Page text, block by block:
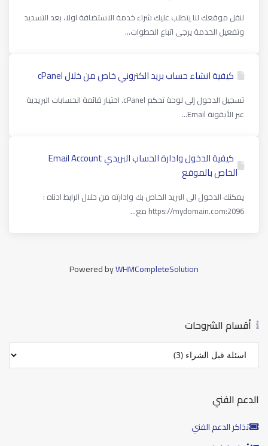
أقسام الشروحات
الدعم الفني
تذاكر الدعم الفني
لنقل موقعك لنا يتطلب عليك شراء خدمة الاستضافة اولا، بعد التسديد
وتفعيل الخدمة يرجى اتباع الخطوات...
كیفیة انشاء حساب بريد الكتروني خاص من خلال cPanel
تسجيل الدخول إلى لوحة تحكم cPanel. اختيار قائمة الحسابات البريدية
عبر الأيقونة Email...
كيفية الدخول وادارة الحساب البريدي Email Account
الخاص بالموقع
يمكنك الدخول الى البريد الخاص بك وادارته من خلال الرابط ادناه :
https://mydomain.com:2096 مع...
Powered byWHMCompleteSolution